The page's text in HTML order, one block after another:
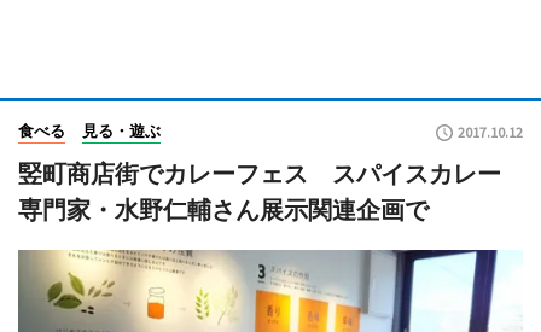
食べる 見る・遊ぶ 2017.10.12
竪町商店街でカレーフェス スパイスカレー
専門家・水野仁輔さん展示関連企画で